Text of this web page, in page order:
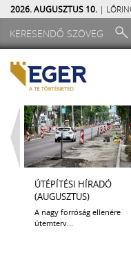
2026. AUGUSZTUS 10. |
ÚTÉPÍTÉSI HÍRADÓ
(AUGUSZTUS)
A nagy forróság ellenére
ütemterv...